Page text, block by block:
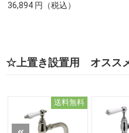
36,894 円 （税込）
☆上置き設置用 オススメ
送料無料